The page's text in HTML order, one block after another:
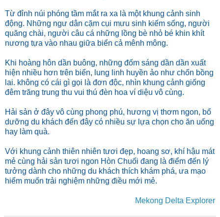
Từ đỉnh núi phóng tầm mắt ra xa là một khung cảnh sinh
động. Những ngư dân cặm cụi mưu sinh kiếm sống, người
quăng chài, người câu cá những lồng bè nhỏ bé khin khít
nương tựa vào nhau giữa biển cả mênh mông.
Khi hoàng hôn dần buông, những đốm sáng dần dần xuất
hiện nhiều hơn trên biển, lung linh huyền ảo như chốn bồng
lai. không có cái gì gọi là đơn độc, nhìn khung cảnh giống
đêm trăng trung thu vui thú đèn hoa ví diệu vô cùng.
Hải sản ở đây vô cùng phong phú, hương vị thơm ngon, bổ
dưỡng du khách đến đây có nhiều sự lựa chọn cho ăn uống
hay làm quà.
Với khung cảnh thiên nhiên tươi đẹp, hoang sơ, khí hậu mát
mẻ cùng hải sản tươi ngon Hòn Chuối đang là điểm đến lý
tưởng dành cho những du khách thích khám phá, ưa mạo
hiểm muốn trải nghiệm những điều mới mẻ.
Mekong Delta Explorer